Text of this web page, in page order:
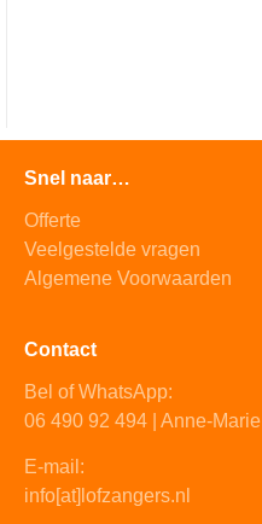
Snel naar…
Offerte
Veelgestelde vragen
Algemene Voorwaarden
Contact
Bel of WhatsApp:
06 490 92 494 | Anne-Marie
E-mail:
info[at]lofzangers.nl